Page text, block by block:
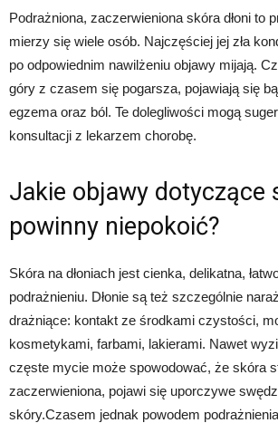
Podrażniona, zaczerwieniona skóra dłoni to
mierzy się wiele osób. Najczęściej jej zła
po odpowiednim nawilżeniu objawy mijają.
góry z czasem się pogarsza, pojawiają się
egzema oraz ból. Te dolegliwości mogą
konsultacji z lekarzem chorobę.
Jakie objawy dotyczące
powinny niepokoić?
Skóra na dłoniach jest cienka, delikatna,
podrażnieniu. Dłonie są też szczególnie
drażniące: kontakt ze środkami czystości,
kosmetykami, farbami, lakierami. Nawet
częste mycie może spowodować, że skóra
zaczerwieniona, pojawi się uporczywe
skóry.Czasem jednak powodem